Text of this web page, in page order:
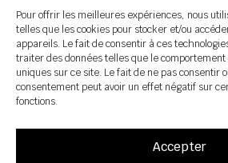
Pour offrir les meilleures expériences, nous
telles que les cookies pour stocker et/ou
appareils. Le fait de consentir à ces
traiter des données telles que le comportement
uniques sur ce site. Le fait de ne pas consentir
consentement peut avoir un effet négatif sur
fonctions.
Accepter
Actualités